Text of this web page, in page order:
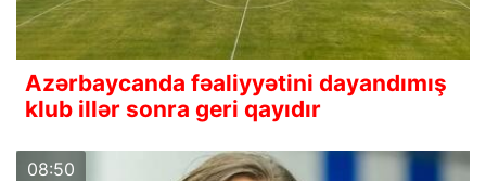
Azərbaycanda fəaliyyətini dayandımış
klub illər sonra geri qayıdır
08:50